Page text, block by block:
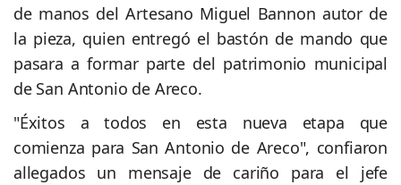
de manos del Artesano Miguel Bannon autor de
la pieza, quien entregó el bastón de mando que
pasara a formar parte del patrimonio municipal
de San Antonio de Areco.
"Éxitos a todos en esta nueva etapa que
comienza para San Antonio de Areco", confiaron
allegados un mensaje de cariño para el jefe